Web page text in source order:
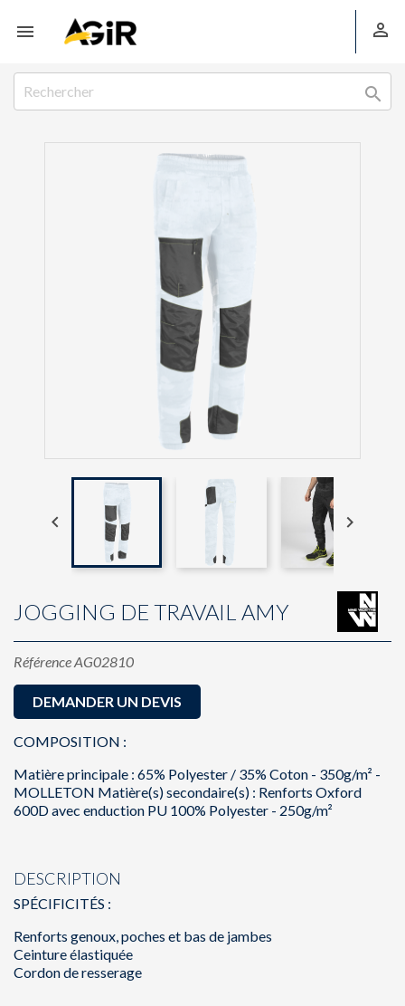
 

 
JOGGING DE TRAVAIL AMY
RéférenceAG02810
DEMANDER UN DEVIS
COMPOSITION :
Matière principale : 65% Polyester / 35% Coton - 350g/m² -
MOLLETON Matière(s) secondaire(s) : Renforts Oxford
600D avec enduction PU 100% Polyester - 250g/m²
DESCRIPTION
SPÉCIFICITÉS :
Renforts genoux, poches et bas de jambes
Ceinture élastiquée
Cordon de resserage